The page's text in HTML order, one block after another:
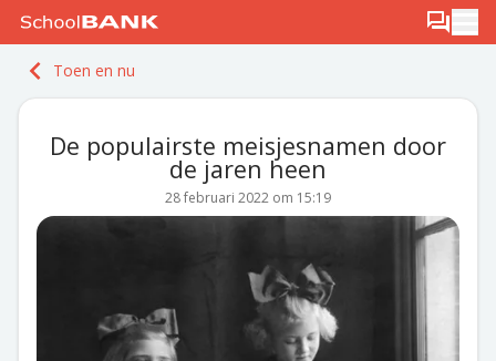
Ga naar de inhoud Berichten
Meld je gratis aan
Toen en nu
De populairste meisjesnamen door
de jaren heen
28 februari 2022 om 15:19